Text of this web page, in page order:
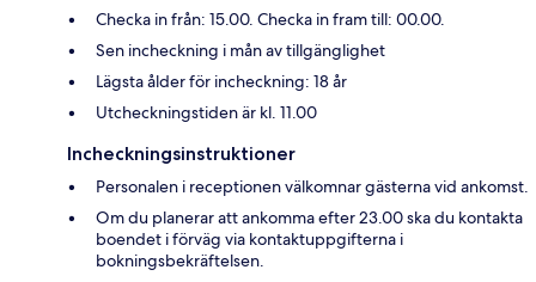
Checka in från: 15.00. Checka in fram till: 00.00.
Sen incheckning i mån av tillgänglighet
Lägsta ålder för incheckning: 18 år
Utcheckningstiden är kl. 11.00
Incheckningsinstruktioner
Personalen i receptionen välkomnar gästerna vid ankomst.
Om du planerar att ankomma efter 23.00 ska du kontakta
boendet i förväg via kontaktuppgifterna i
bokningsbekräftelsen.